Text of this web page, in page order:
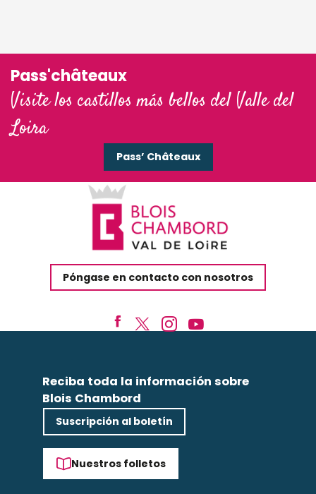
Pass'châteaux
Visite los castillos más bellos del Valle del
Loira
Pass’ Châteaux
Póngase en contacto con nosotros
Reciba toda la información sobre
Blois Chambord
Suscripción al boletín
Nuestros folletos